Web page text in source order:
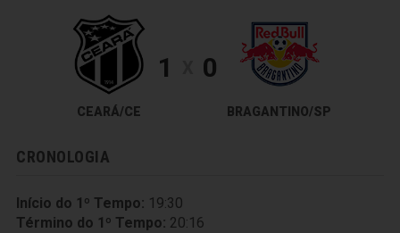
CEARÁ/CE
1 0
BRAGANTINO/SP
CRONOLOGIA
Início do 1º Tempo: 19:30
Término do 1º Tempo: 20:16